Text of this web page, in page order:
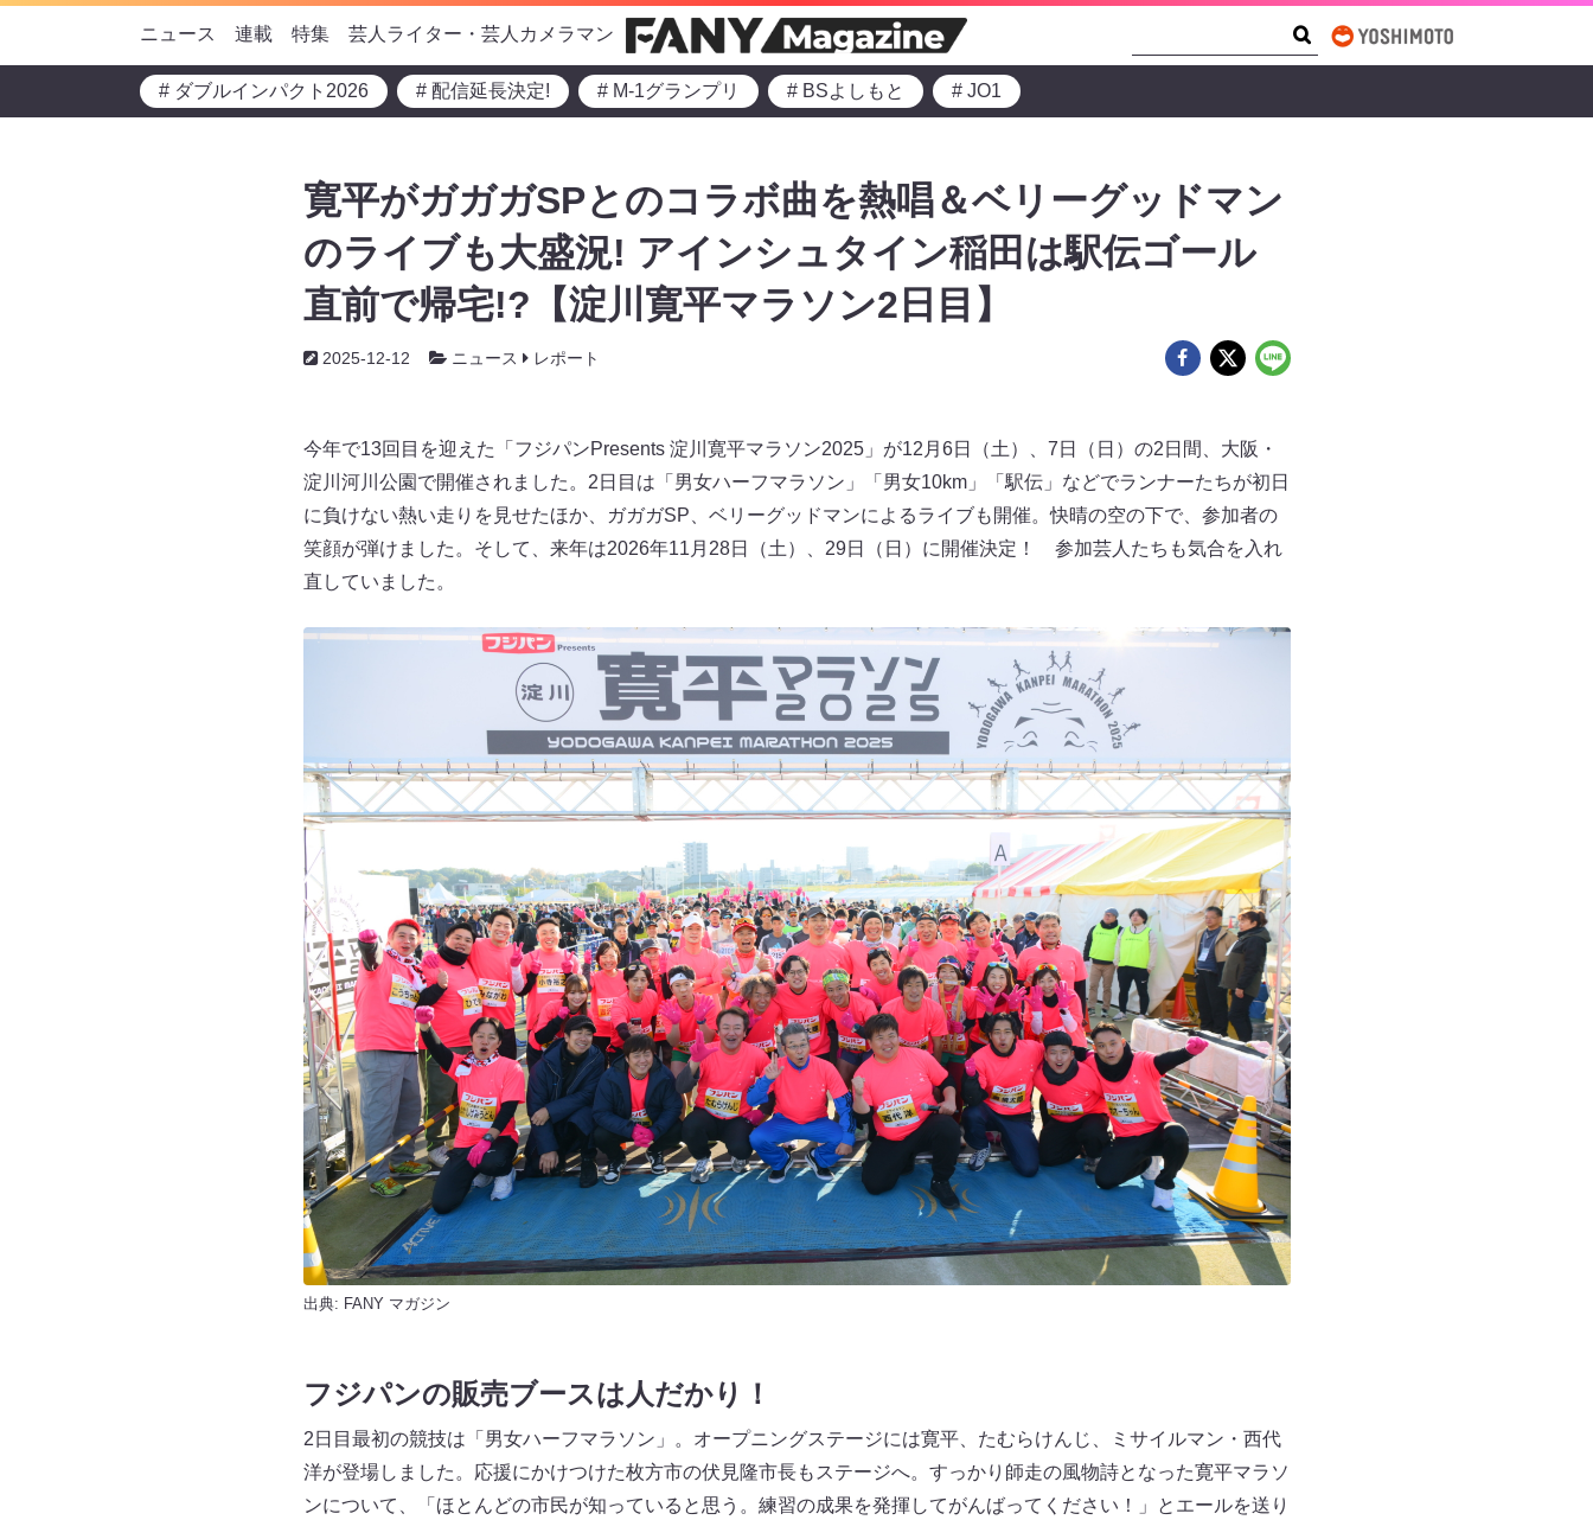
ニュース 連載 特集 芸人ライター・芸人カメラマン
# ダブルインパクト2026 # 配信延長決定! # M-1グランプリ # BSよしもと # JO1
寛平がガガガSPとのコラボ曲を熱唱＆ベリーグッドマン
のライブも大盛況! アインシュタイン稲田は駅伝ゴール
直前で帰宅!?【淀川寛平マラソン2日目】
2025-12-12 ニュース レポート
今年で13回目を迎えた「フジパンPresents 淀川寛平マラソン2025」が12月6日（土）、7日（日）の2日間、大阪・
淀川河川公園で開催されました。2日目は「男女ハーフマラソン」「男女10km」「駅伝」などでランナーたちが初日
に負けない熱い走りを見せたほか、ガガガSP、ベリーグッドマンによるライブも開催。快晴の空の下で、参加者の
笑顔が弾けました。そして、来年は2026年11月28日（土）、29日（日）に開催決定！ 参加芸人たちも気合を入れ
直していました。
出典: FANY マガジン
フジパンの販売ブースは人だかり！
2日目最初の競技は「男女ハーフマラソン」。オープニングステージには寛平、たむらけんじ、ミサイルマン・西代
洋が登場しました。応援にかけつけた枚方市の伏見隆市長もステージへ。すっかり師走の風物詩となった寛平マラソ
ンについて、「ほとんどの市民が知っていると思う。練習の成果を発揮してがんばってください！」とエールを送り